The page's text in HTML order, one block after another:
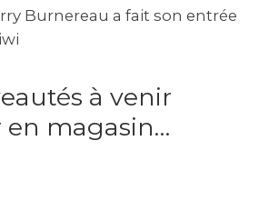
Burnereau a fait son entrée
à venir
en magasin…